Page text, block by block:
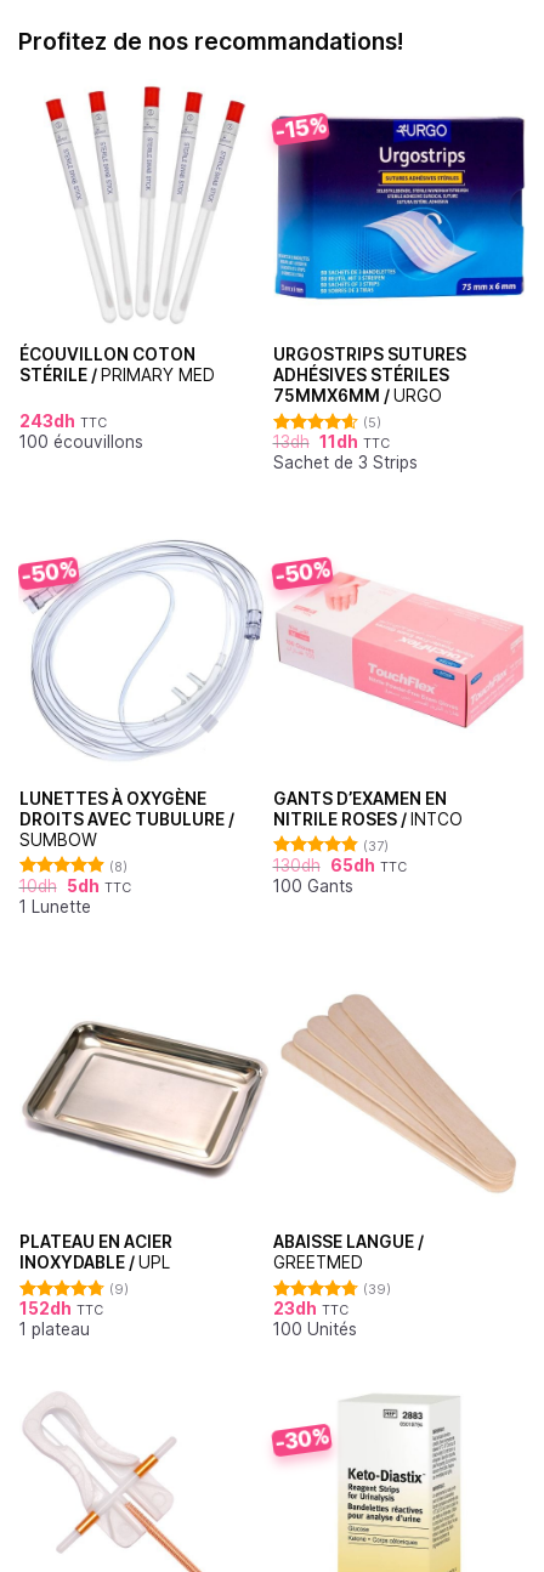
Profitez de nos recommandations!
ÉCOUVILLON COTON
STÉRILE / PRIMARY MED
243dh TTC
100 écouvillons
-15%
URGOSTRIPS SUTURES
ADHÉSIVES STÉRILES
75MMX6MM /URGO
Note
4.60
sur 5
(5)
13dh 11 dh TTC
Sachet de 3 Strips
-50%
LUNETTES À OXYGÈNE
DROITS AVEC TUBULURE /
SUMBOW
Note
4.88
sur 5
(8)
10dh 5dh TTC
1 Lunette
-50%
GANTS D’EXAMEN EN
NITRILE ROSES / INTCO
Note4.86
sur 5
(37)
130dh 65dh TTC
100 Gants
PLATEAU EN ACIER
INOXYDABLE /UPL
Note4.78
sur 5
(9)
152dh TTC
1 plateau
ABAISSE LANGUE /
GREETMED
Note4.79
sur 5
(39)
23dh TTC
100 Unités
-30%